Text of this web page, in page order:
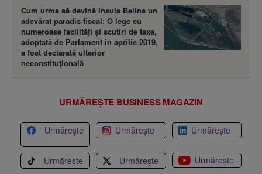
Cum urma să devină Insula Belina un
adevărat paradis fiscal: O lege cu
numeroase facilităţi şi scutiri de taxe,
adoptată de Parlament în aprilie 2019,
a fost declarată ulterior
neconstituţională
URMĂREȘTE BUSINESS MAGAZIN
Urmărește Urmărește Urmărește
Urmărește Urmărește
Urmărește